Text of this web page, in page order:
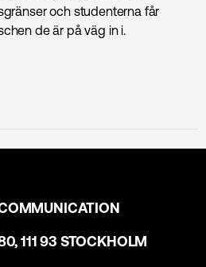
och studenterna får
de är på väg in i.
111 93 STOCKHOLM